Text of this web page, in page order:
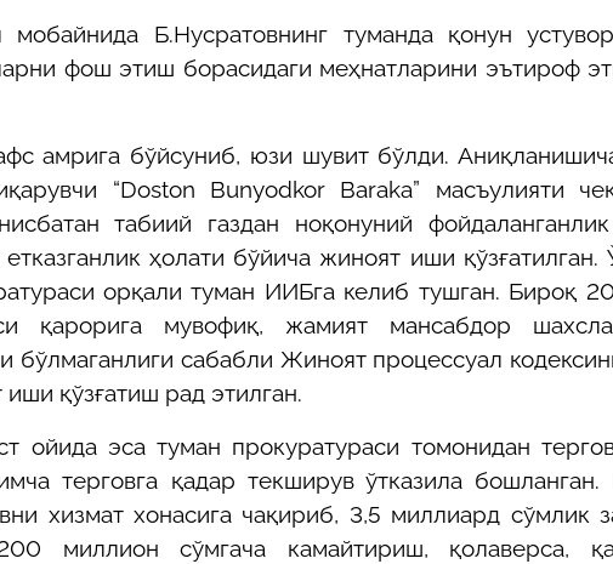
Б.Нусратовнинг туманда қонун
фош этиш борасидаги меҳнатларини эътироф
амрига бўйсуниб, юзи шувит бўлди.
“Doston Bunyodkor Baraka” масъулияти
табиий газдан ноқонуний
ҳолати бўйича жиноят иши қўзғатилган.
орқали туман ИИБга келиб тушган. Бироқ
қарорига мувофиқ, жамият мансабдор
бўлмаганлиги сабабли Жиноят процессуал
қўзғатиш рад этилган.
ойида эса туман прокуратураси томонидан
терговга қадар текширув ўтказила бошланган.
хизмат хонасига чақириб, 3,5 миллиард сўмлик
миллион сўмгача камайтириш, қолаверса,